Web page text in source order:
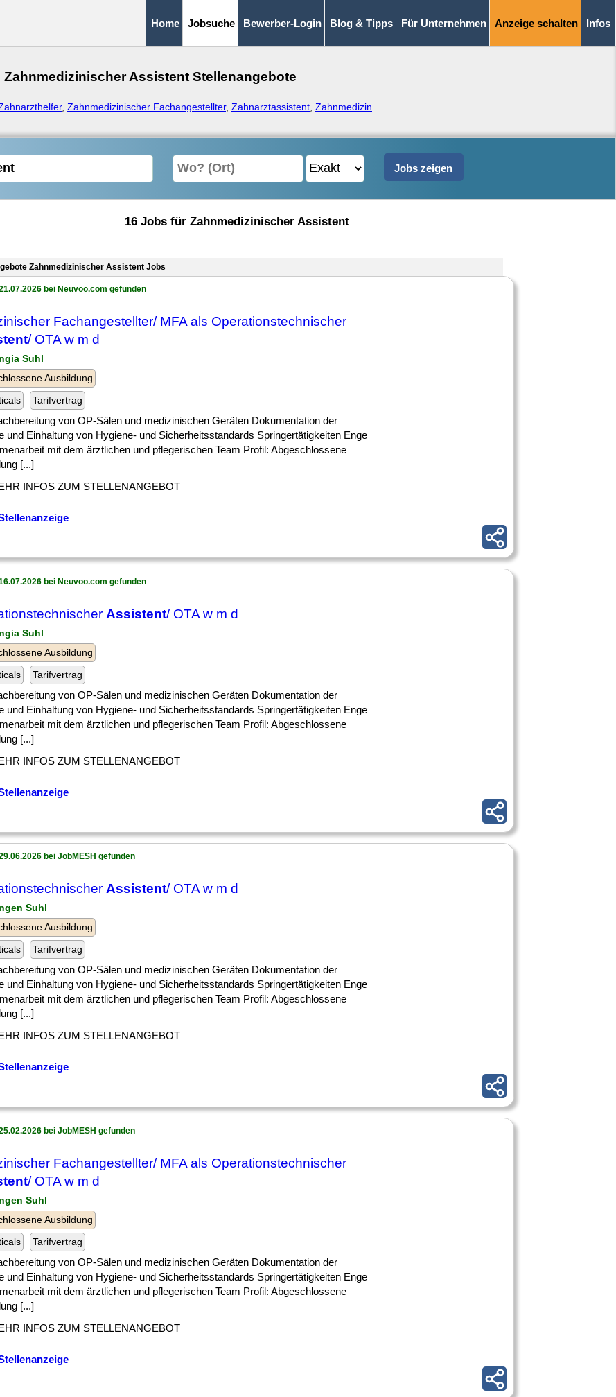
Home Jobsuche Bewerber-Login Blog & Tipps Für Unternehmen Anzeige schalten Infos
Zahnmedizinischer Assistent Stellenangebote
, Zahnmedizinischer Fachangestellter, Zahnarztassistent Zahnmedizin
16 Jobs für Zahnmedizinischer Assistent
Zahnmedizinischer Assistent Jobs
bei Neuvoo.com gefunden
Fachangestellter/ MFA als Operationstechnischer
/ OTA w m d
Suhl
Ausbildung
Tarifvertrag
von OP-Sälen und medizinischen Geräten Dokumentation der
und Einhaltung von Hygiene- und Sicherheitsstandards Springertätigkeiten Enge
mit dem ärztlichen und pflegerischen Team Profil: Abgeschlossene
[...]
INFOS ZUM STELLENANGEBOT
bei Neuvoo.com gefunden
Assistent/ OTA w m d
Suhl
Ausbildung
Tarifvertrag
von OP-Sälen und medizinischen Geräten Dokumentation der
und Einhaltung von Hygiene- und Sicherheitsstandards Springertätigkeiten Enge
mit dem ärztlichen und pflegerischen Team Profil: Abgeschlossene
[...]
INFOS ZUM STELLENANGEBOT
bei JobMESH gefunden
Assistent/ OTA w m d
Suhl
Ausbildung
Tarifvertrag
von OP-Sälen und medizinischen Geräten Dokumentation der
und Einhaltung von Hygiene- und Sicherheitsstandards Springertätigkeiten Enge
mit dem ärztlichen und pflegerischen Team Profil: Abgeschlossene
[...]
INFOS ZUM STELLENANGEBOT
bei JobMESH gefunden
Fachangestellter/ MFA als Operationstechnischer
/ OTA w m d
Suhl
Ausbildung
Tarifvertrag
von OP-Sälen und medizinischen Geräten Dokumentation der
und Einhaltung von Hygiene- und Sicherheitsstandards Springertätigkeiten Enge
mit dem ärztlichen und pflegerischen Team Profil: Abgeschlossene
[...]
INFOS ZUM STELLENANGEBOT